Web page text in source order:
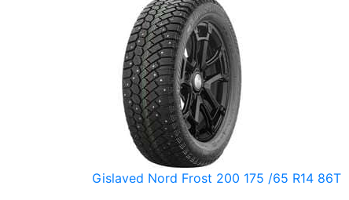
Gislaved Nord Frost 200 175 /65 R14 86T